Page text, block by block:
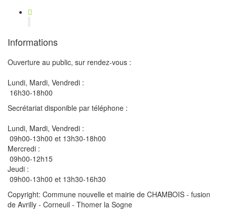
Informations
Ouverture au public, sur rendez-vous :
Lundi, Mardi, Vendredi :
16h30-18h00
Secrétariat disponible par téléphone :
Lundi, Mardi, Vendredi :
09h00-13h00 et 13h30-18h00
Mercredi :
09h00-12h15
Jeudi :
09h00-13h00 et 13h30-16h30
Copyright: Commune nouvelle et mairie de CHAMBOIS - fusion
de Avrilly - Corneuil - Thomer la Sogne